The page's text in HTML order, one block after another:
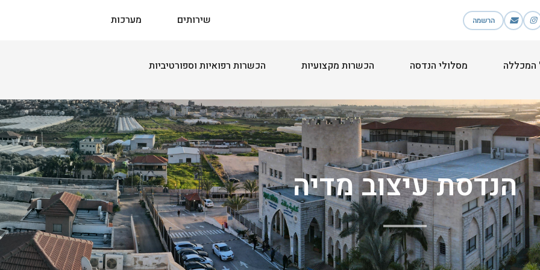
הרשמה שירותים מערכות
המכללה מסלולי הנדסה הכשרות מקצועיות הכשרות רפואיות וספורטיביות
הנדסת עיצוב מדיה